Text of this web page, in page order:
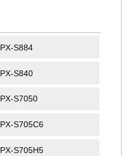
PX-S884
PX-S840
PX-S7050
PX-S705C6
PX-S705H5